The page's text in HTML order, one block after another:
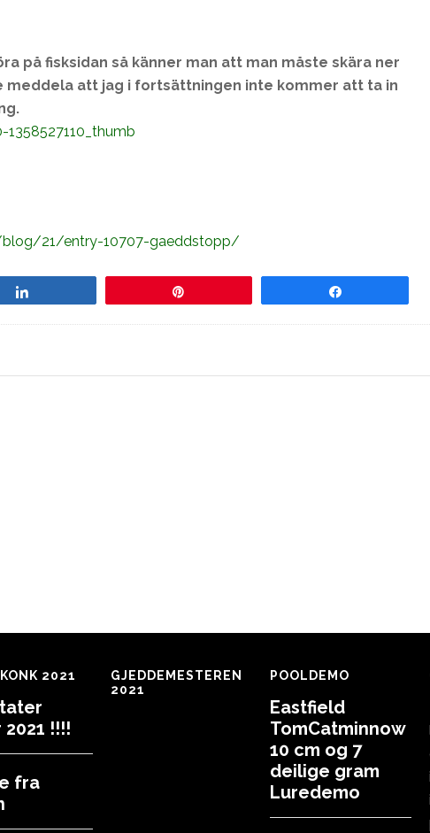
på fisksidan så känner man att man måste skära ner
meddela att jag i fortsättningen inte kommer att ta in
21/entry-10707-gaeddstopp/
2021
!!!!
fra
GJEDDEMESTEREN
2021
POOLDEMO
Eastfield
TomCatminnow
10 cm og 7
deilige gram
Luredemo